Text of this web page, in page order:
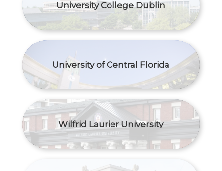
University College Dublin
University of Central Florida
Wilfrid Laurier University